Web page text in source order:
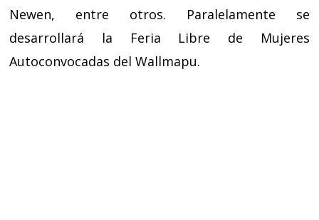
Newen, entre otros. Paralelamente se
desarrollará la Feria Libre de Mujeres
Autoconvocadas del Wallmapu.